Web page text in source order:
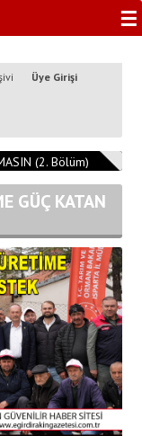
☰
Üye Girişi
(2. Bölüm) 11:08:14
GÜÇ KATAN